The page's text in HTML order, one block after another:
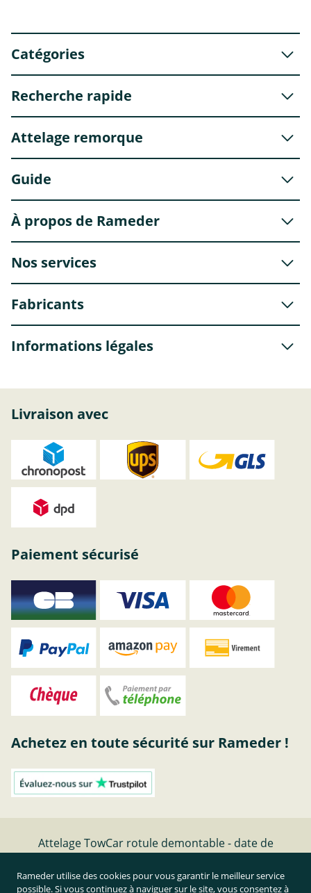
Catégories
Recherche rapide
Attelage remorque
Guide
À propos de Rameder
Nos services
Fabricants
Informations légales
Livraison avec
Paiement sécurisé
Achetez en toute sécurité sur Rameder !
Attelage TowCar rotule demontable - date de
Rameder utilise des cookies pour vous garantir le meilleur service
possible. Si vous continuez à naviguer sur le site, vous consentez à